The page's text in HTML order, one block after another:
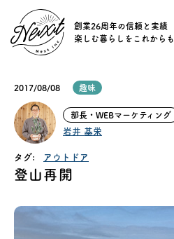
創業26周年の信頼と実績
楽しむ暮らしをこれからも
住宅商品
イベント
オーナー様インタビュー
2017/08/08 趣味
部長・WEBマーケティング
岩井 基栄
タグ: アウトドア
登山再開